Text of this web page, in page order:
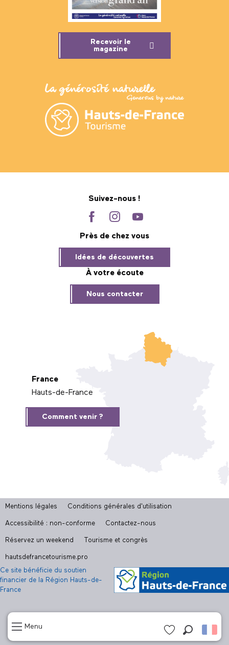
Menu
Recherche
Recevoir le
magazine
Suivez-nous !
Près de chez vous
Idées de découvertes
À votre écoute
Nous contacter
France
Hauts-de-France
Comment venir ?
Mentions légales Conditions générales d'utilisation
Accessibilité : non-conforme Contactez-nous
Réservez un weekend Tourisme et congrès
hautsdefrancetourisme.pro
Ce site bénéficie du soutien
financier de la Région Hauts-de-
France